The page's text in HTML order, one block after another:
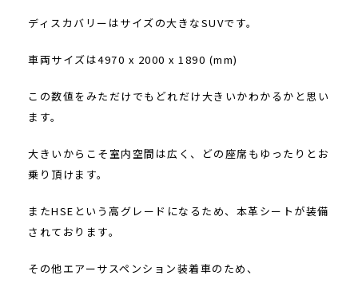
ディスカバリーはサイズの大きなSUVです。
車両サイズは4970 x 2000 x 1890 (mm)
この数値をみただけでもどれだけ大きいかわかるかと思い
ます。
大きいからこそ室内空間は広く、どの座席もゆったりとお
乗り頂けます。
またHSEという高グレードになるため、本革シートが装備
されております。
その他エアーサスペンション装着車のため、